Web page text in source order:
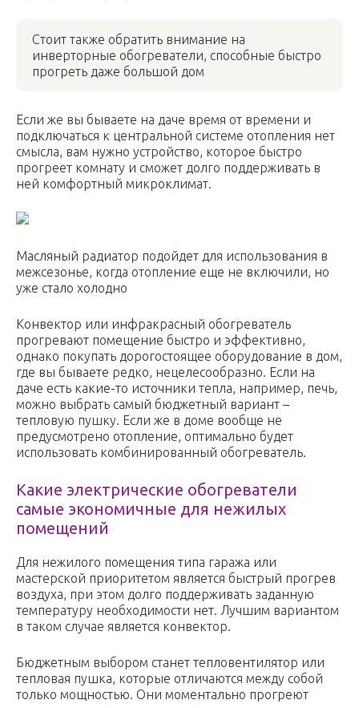
Стоит также обратить внимание на
инверторные обогреватели, способные быстро
прогреть даже большой дом
Если же вы бываете на даче время от времени и
подключаться к центральной системе отопления нет
смысла, вам нужно устройство, которое быстро
прогреет комнату и сможет долго поддерживать в
ней комфортный микроклимат.
Масляный радиатор подойдет для использования в
межсезонье, когда отопление еще не включили, но
уже стало холодно
Конвектор или инфракрасный обогреватель
прогревают помещение быстро и эффективно,
однако покупать дорогостоящее оборудование в дом,
где вы бываете редко, нецелесообразно. Если на
даче есть какие-то источники тепла, например, печь,
можно выбрать самый бюджетный вариант –
тепловую пушку. Если же в доме вообще не
предусмотрено отопление, оптимально будет
использовать комбинированный обогреватель.
Какие электрические обогреватели
самые экономичные для нежилых
помещений
Для нежилого помещения типа гаража или
мастерской приоритетом является быстрый прогрев
воздуха, при этом долго поддерживать заданную
температуру необходимости нет. Лучшим вариантом
в таком случае является конвектор.
Бюджетным выбором станет тепловентилятор или
тепловая пушка, которые отличаются между собой
только мощностью. Они моментально прогреют